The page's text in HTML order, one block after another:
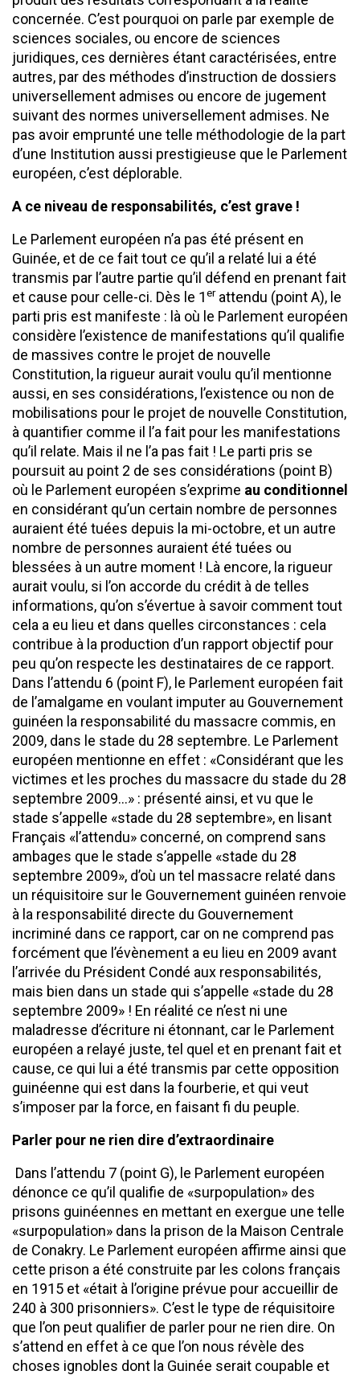
concernée. C’est pourquoi on parle par exemple de
sciences sociales, ou encore de sciences
juridiques, ces dernières étant caractérisées, entre
autres, par des méthodes d’instruction de dossiers
universellement admises ou encore de jugement
suivant des normes universellement admises. Ne
pas avoir emprunté une telle méthodologie de la part
d’une Institution aussi prestigieuse que le Parlement
européen, c’est déplorable.
A ce niveau de responsabilités, c’est grave !
Le Parlement européen n’a pas été présent en
Guinée, et de ce fait tout ce qu’il a relaté lui a été
transmis par l’autre partie qu’il défend en prenant fait
et cause pour celle-ci. Dès le 1erattendu (point A), le
parti pris est manifeste : là où le Parlement européen
considère l’existence de manifestations qu’il qualifie
de massives contre le projet de nouvelle
Constitution, la rigueur aurait voulu qu’il mentionne
aussi, en ses considérations, l’existence ou non de
mobilisations pour le projet de nouvelle Constitution,
à quantifier comme il l’a fait pour les manifestations
qu’il relate. Mais il ne l’a pas fait ! Le parti pris se
poursuit au point 2 de ses considérations (point B)
où le Parlement européen s’exprime au conditionnel
en considérant qu’un certain nombre de personnes
auraient été tuées depuis la mi-octobre, et un autre
nombre de personnes auraient été tuées ou
blessées à un autre moment ! Là encore, la rigueur
aurait voulu, si l’on accorde du crédit à de telles
informations, qu’on s’évertue à savoir comment tout
cela a eu lieu et dans quelles circonstances : cela
contribue à la production d’un rapport objectif pour
peu qu’on respecte les destinataires de ce rapport.
Dans l’attendu 6 (point F), le Parlement européen fait
de l’amalgame en voulant imputer au Gouvernement
guinéen la responsabilité du massacre commis, en
2009, dans le stade du 28 septembre. Le Parlement
européen mentionne en effet : «Considérant que les
victimes et les proches du massacre du stade du 28
septembre 2009…» : présenté ainsi, et vu que le
stade s’appelle «stade du 28 septembre», en lisant
Français «l’attendu» concerné, on comprend sans
ambages que le stade s’appelle «stade du 28
septembre 2009», d’où un tel massacre relaté dans
un réquisitoire sur le Gouvernement guinéen renvoie
à la responsabilité directe du Gouvernement
incriminé dans ce rapport, car on ne comprend pas
forcément que l’évènement a eu lieu en 2009 avant
l’arrivée du Président Condé aux responsabilités,
mais bien dans un stade qui s’appelle «stade du 28
septembre 2009» ! En réalité ce n’est ni une
maladresse d’écriture ni étonnant, car le Parlement
européen a relayé juste, tel quel et en prenant fait et
cause, ce qui lui a été transmis par cette opposition
guinéenne qui est dans la fourberie, et qui veut
s’imposer par la force, en faisant fi du peuple.
Parler pour ne rien dire d’extraordinaire
Dans l’attendu 7 (point G), le Parlement européen
dénonce ce qu’il qualifie de «surpopulation» des
prisons guinéennes en mettant en exergue une telle
«surpopulation» dans la prison de la Maison Centrale
de Conakry. Le Parlement européen affirme ainsi que
cette prison a été construite par les colons français
en 1915 et «était à l’origine prévue pour accueillir de
240 à 300 prisonniers». C’est le type de réquisitoire
que l’on peut qualifier de parler pour ne rien dire. On
s’attend en effet à ce que l’on nous révèle des
choses ignobles dont la Guinée serait coupable et